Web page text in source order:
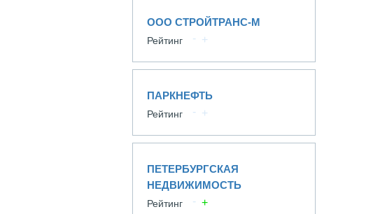
ООО СТРОЙТРАНС-М
Рейтинг
ПАРКНЕФТЬ
Рейтинг
ПЕТЕРБУРГСКАЯ
НЕДВИЖИМОСТЬ
Рейтинг